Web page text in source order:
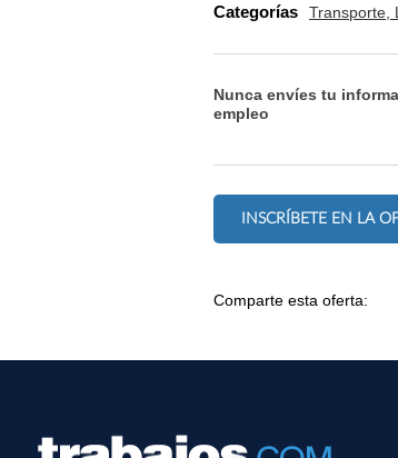
Categorías Transporte,
Nunca envíes tu
empleo
INSCRÍBETE EN LA
Comparte esta oferta: